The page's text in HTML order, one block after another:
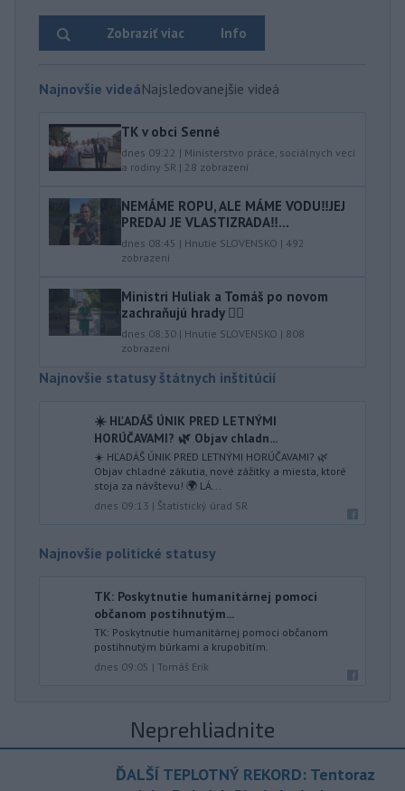
Info
Zobraziť viac
Najnovšie videáNajsledovanejšie videá
TK v obci Senné
dnes 09:22 | Ministerstvo práce, sociálnych vecí
a rodiny SR | 28 zobrazení
NEMÁME ROPU, ALE MÁME VODU‼️JEJ
PREDAJ JE VLASTIZRADA‼️...
dnes 08:45 | Hnutie SLOVENSKO | 492
zobrazení
Ministri Huliak a Tomáš po novom
zachraňujú hrady 🤦‍♂️
dnes 08:30 | Hnutie SLOVENSKO | 808
zobrazení
Najnovšie statusy štátnych inštitúcií
☀️ HĽADÁŠ ÚNIK PRED LETNÝMI
HORÚČAVAMI? 🌿 Objav chladn...
☀️ HĽADÁŠ ÚNIK PRED LETNÝMI HORÚČAVAMI? 🌿
Objav chladné zákutia, nové zážitky a miesta, ktoré
stoja za návštevu! 🌍 LÁ...
dnes 09:13 | Štatistický úrad SR
Najnovšie politické statusy
TK: Poskytnutie humanitárnej pomoci
občanom postihnutým...
TK: Poskytnutie humanitárnej pomoci občanom
postihnutým búrkami a krupobitím.
dnes 09:05 | Tomáš Erik
Neprehliadnite
ĎALŠÍ TEPLOTNÝ REKORD: Tentoraz